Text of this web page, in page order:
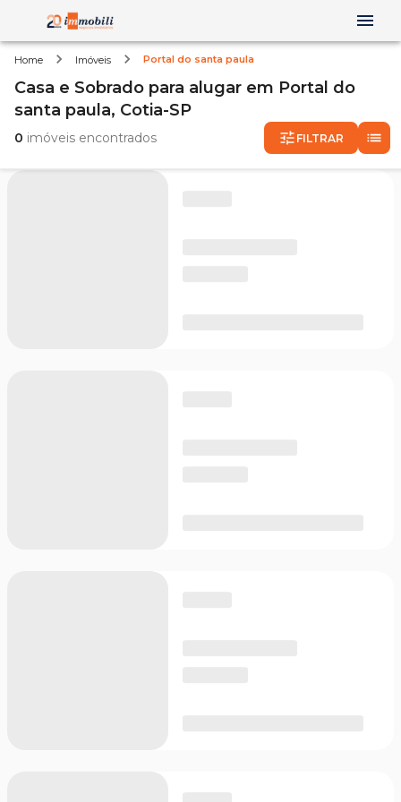
Home Imóveis Portal do santa paula
Casa e Sobrado para alugar em Portal do
santa paula, Cotia-SP
0 imóveis encontrados FILTRAR